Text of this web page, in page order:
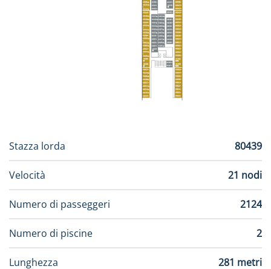
Stazza lorda 80439
Velocità 21 nodi
Numero di passeggeri 2124
Numero di piscine 2
Lunghezza 281 metri